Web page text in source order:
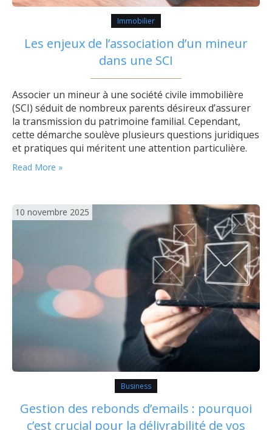
Immobilier
Les enjeux de l’association d’un mineur
dans une SCI
Associer un mineur à une société civile immobilière
(SCI) séduit de nombreux parents désireux d’assurer
la transmission du patrimoine familial. Cependant,
cette démarche soulève plusieurs questions juridiques
et pratiques qui méritent une attention particulière.
Les règles applicables aux mineurs associés varient
selon qu’il s’agit d’un mineur émancipé ou non
implications avant toute…
Read More »
10 novembre 2025
Business
Gestion des rebonds d’emails : pourquoi
c’est crucial pour la délivrabilité de vos